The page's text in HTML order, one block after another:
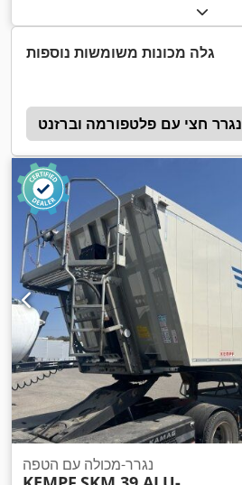
, ציוד:
גלה מכונות משומשות נוספות
נגרר חצי עם פלטפורמה וברזנט
נגרר-מכולה עם הטפה